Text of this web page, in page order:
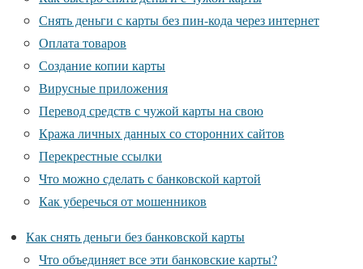
Снять деньги с карты без пин-кода через интернет
Оплата товаров
Создание копии карты
Вирусные приложения
Перевод средств с чужой карты на свою
Кража личных данных со сторонних сайтов
Перекрестные ссылки
Что можно сделать с банковской картой
Как уберечься от мошенников
Как снять деньги без банковской карты
Что объединяет все эти банковские карты?